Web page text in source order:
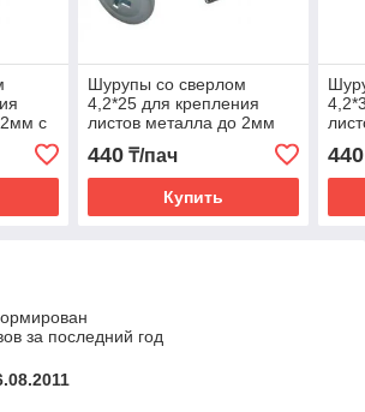
2мм с
Шурупы со сверлом
4,2*25 для крепления
листов металла до 2мм
440₸/пач
Купить
440
за последний год